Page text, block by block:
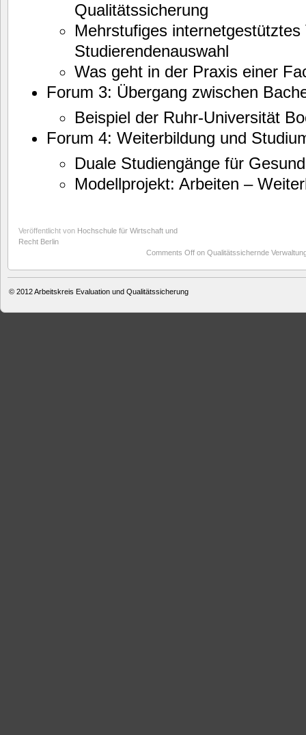
Qualitätssicherung
Mehrstufiges
Studierendenauswahl
Was geht in der Praxis einer
Forum 3: Übergang zwischen
Beispiel der Ruhr-Universität
Forum 4: Weiterbildung und
Duale Studiengänge für
Modellprojekt: Arbeiten –
Veröffentlicht von Hochschule für Wirtschaft und
Recht Berlin
Comments Off on Qualitätssichernde
© 2012Arbeitskreis Evaluation und Qualitätssicherung